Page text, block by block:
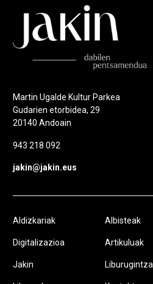
Martin Ugalde Kultur Parkea
Gudarien etorbidea, 29
20140 Andoain
943 218 092
jakin@jakin.eus
Aldizkariak
Digitalizazioa
Jakin
Albisteak
Artikuluak
Liburugintza